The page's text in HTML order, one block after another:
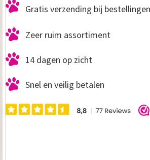
Gratis verzending bij
Zeer ruim assortiment
14 dagen op zicht
Snel en veilig betalen